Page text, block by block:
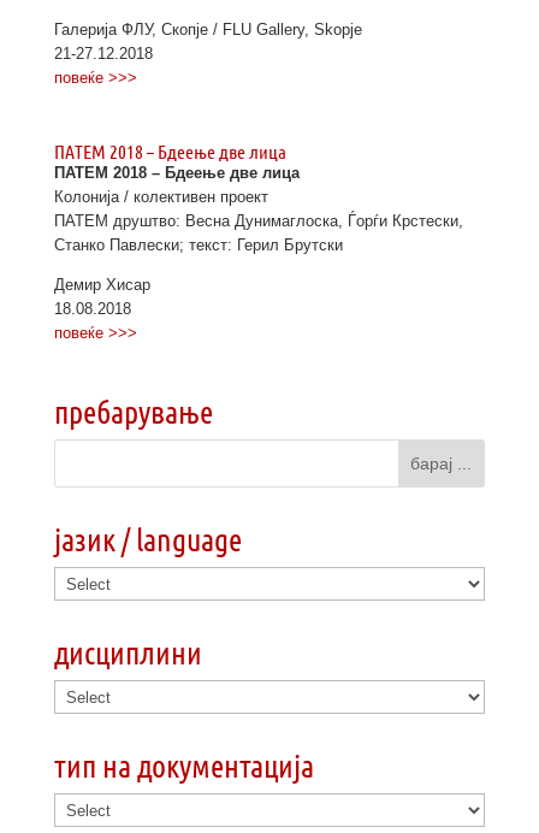
Галерија ФЛУ, Скопје / FLU Gallery, Skopje
21-27.12.2018
повеќе >>>
ПАТЕМ 2018 – Бдеење две лица
ПАТЕМ 2018 – Бдеење две лица
Колонија / колективен проект
ПАТЕМ друштво: Весна Дунимаглоска, Ѓорѓи Крстески,
Станко Павлески; текст: Герил Брутски
Демир Хисар
18.08.2018
повеќе >>>
пребарување
јазик / language
дисциплини
тип на документација